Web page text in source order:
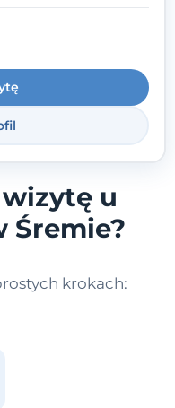
łączę doświadczenie
psychoterapeuty
bezpieczną
poczuć spokój i
łatwych rozwiązań -
będę po Twojej
u
Śremie?
krokach: